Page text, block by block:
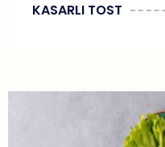
KASARLI TOST